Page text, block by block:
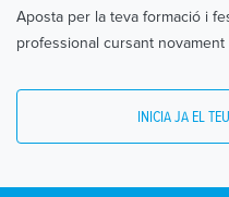
Aposta per la teva formació i
professional cursant
INICIA JA EL